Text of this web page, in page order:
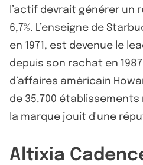
l’actif devrait générer un
6,7%. L’enseigne de
en 1971, est devenue le
depuis son rachat en
d’affaires américain
de 35.700
la marque jouit d'une
Altixia